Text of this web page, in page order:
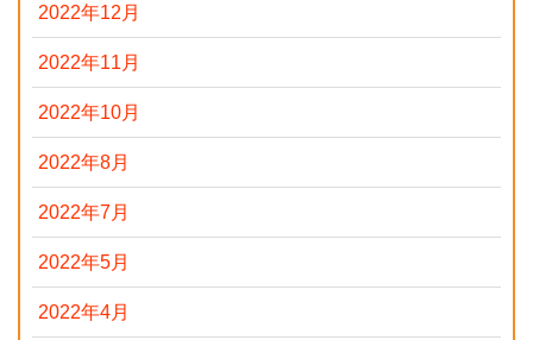
2022年12月
2022年11月
2022年10月
2022年8月
2022年7月
2022年5月
2022年4月